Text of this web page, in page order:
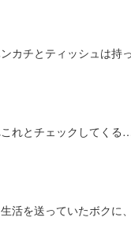
カチとティッシュは
れとチェックしてく
活を送っていたボク